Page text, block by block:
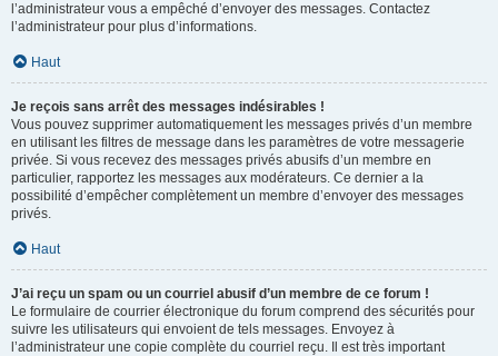
l’administrateur vous a empêché d’envoyer des messages. Contactez
l’administrateur pour plus d’informations.
Haut
Je reçois sans arrêt des messages indésirables !
Vous pouvez supprimer automatiquement les messages privés d’un membre
en utilisant les filtres de message dans les paramètres de votre messagerie
privée. Si vous recevez des messages privés abusifs d’un membre en
particulier, rapportez les messages aux modérateurs. Ce dernier a la
possibilité d’empêcher complètement un membre d’envoyer des messages
privés.
Haut
J’ai reçu un spam ou un courriel abusif d’un membre de ce forum !
Le formulaire de courrier électronique du forum comprend des sécurités pour
suivre les utilisateurs qui envoient de tels messages. Envoyez à
l’administrateur une copie complète du courriel reçu. Il est très important